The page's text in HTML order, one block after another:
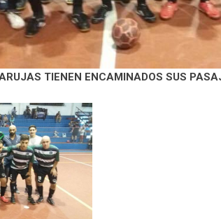
TIENEN ENCAMINADOS SUS